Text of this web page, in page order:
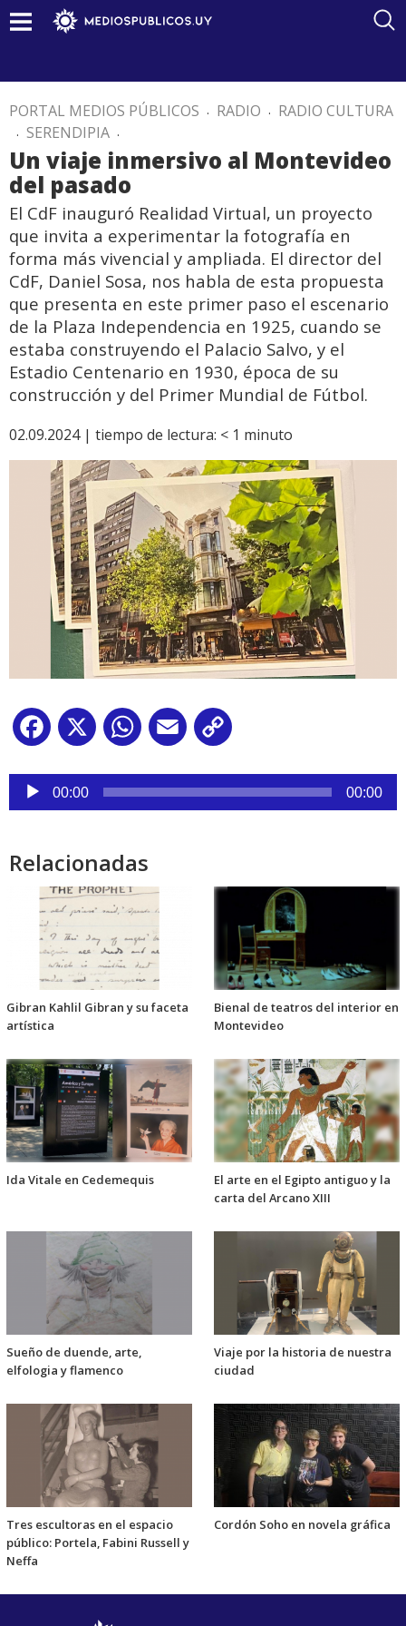
PORTAL MEDIOS PÚBLICOS . RADIO . RADIO CULTURA
. SERENDIPIA .
Un viaje inmersivo al Montevideo
del pasado
El CdF inauguró Realidad Virtual, un proyecto
que invita a experimentar la fotografía en
forma más vivencial y ampliada. El director del
CdF, Daniel Sosa, nos habla de esta propuesta
que presenta en este primer paso el escenario
de la Plaza Independencia en 1925, cuando se
estaba construyendo el Palacio Salvo, y el
Estadio Centenario en 1930, época de su
construcción y del Primer Mundial de Fútbol.
02.09.2024 | tiempo de lectura: < 1 minuto
Facebook
X WhatsApp
Email
Reproductor
audio
00:00 00:00
Relacionadas
Gibran Kahlil Gibran y su faceta
artística
Bienal de teatros del interior en
Montevideo
Ida Vitale en Cedemequis
El arte en el Egipto antiguo y la
carta del Arcano XIII
Sueño de duende, arte,
elfologia y flamenco
Viaje por la historia de nuestra
ciudad
Tres escultoras en el espacio
público: Portela, Fabini Russell y
Neffa
Cordón Soho en novela gráfica